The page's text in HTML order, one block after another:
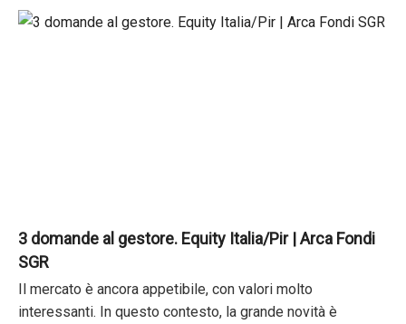
3 domande al gestore. Equity Italia/Pir | Arca Fondi
SGR
Il mercato è ancora appetibile, con valori molto
interessanti. In questo contesto, la grande novità è